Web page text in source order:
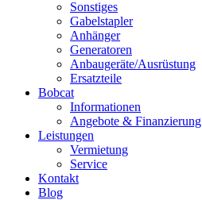
Sonstiges
Gabelstapler
Anhänger
Generatoren
Anbaugeräte/Ausrüstung
Ersatzteile
Bobcat
Informationen
Angebote & Finanzierung
Leistungen
Vermietung
Service
Kontakt
Blog